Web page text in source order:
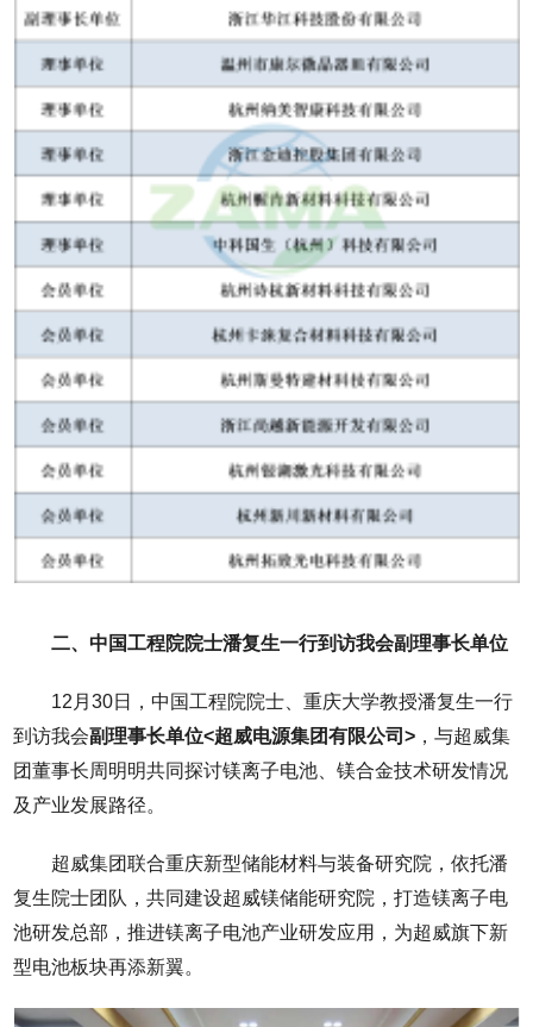
二、中国工程院院士潘复生一行到访我会副理事长单位
12月30日，中国工程院院士、重庆大学教授潘复生一行
到访我会副理事长单位<超威电源集团有限公司> ，与超威集
团董事长周明明共同探讨镁离子电池、镁合金技术研发情况
及产业发展路径。
超威集团联合重庆新型储能材料与装备研究院，依托潘
复生院士团队，共同建设超威镁储能研究院，打造镁离子电
池研发总部，推进镁离子电池产业研发应用，为超威旗下新
型电池板块再添新翼。